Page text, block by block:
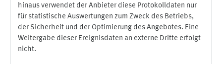
hinaus verwendet der Anbieter diese Protokolldaten nur
für statistische Auswertungen zum Zweck des Betriebs,
der Sicherheit und der Optimierung des Angebotes. Eine
Weitergabe dieser Ereignisdaten an externe Dritte erfolgt
nicht.